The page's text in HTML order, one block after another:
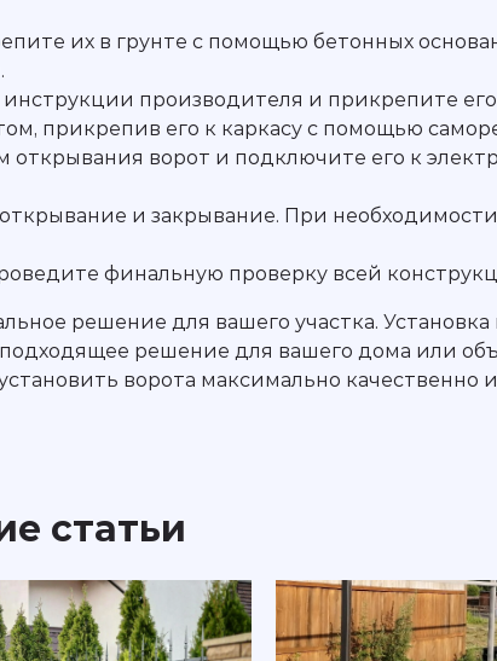
их в грунте с помощью бетонных
производителя и прикрепите
прикрепив его к каркасу с помощью
ворот и подключите его к
и закрывание. При
финальную проверку всей
решение для вашего участка.
решение для вашего дома или
ворота максимально качественно и
статьи